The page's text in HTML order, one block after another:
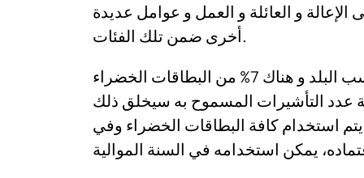
و العائلة و العمل و عوامل عديدة
أخرى ضمن تلك الفئات.
كما أن عدد البطاقات الخضراء الممنوح مقيّم حسب البلد و هناك 7% من البطاقات الخضراء
عدد التأشيرات المسموح به سيخلق ذلك
يتم استخدام كافة البطاقات الخضراء وفي